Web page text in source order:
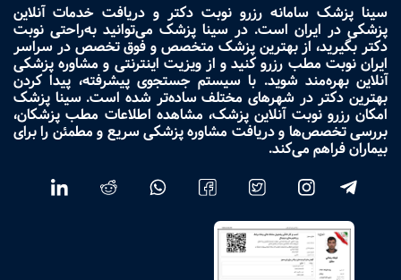
سینا پزشک سامانه رزرو نوبت دکتر و دریافت خدمات آنلاین
پزشکی در ایران است. در سینا پزشک می‌توانید به‌راحتی نوبت
دکتر بگیرید، از بهترین پزشک متخصص و فوق تخصص در سراسر
ایران نوبت مطب رزرو کنید و از ویزیت اینترنتی و مشاوره پزشکی
آنلاین بهره‌مند شوید. با سیستم جستجوی پیشرفته، پیدا کردن
بهترین دکتر در شهرهای مختلف ساده‌تر شده است. سینا پزشک
امکان رزرو نوبت آنلاین پزشک، مشاهده اطلاعات مطب پزشکان،
بررسی تخصص‌ها و دریافت مشاوره پزشکی سریع و مطمئن را برای
بیماران فراهم می‌کند.